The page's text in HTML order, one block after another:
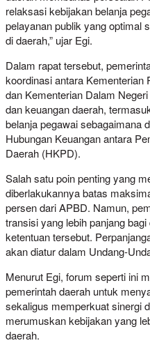
relaksasi kebijakan belanja
pelayanan publik yang optimal
di daerah,” ujar Egi.
Dalam rapat tersebut,
koordinasi antara Kementerian
dan Kementerian Dalam
dan keuangan daerah,
belanja pegawai sebagaimana
Hubungan Keuangan antara
Daerah (HKPD).
Salah satu poin penting yang
diberlakukannya batas
persen dari APBD. Namun,
transisi yang lebih panjang
ketentuan tersebut.
akan diatur dalam Undang-
Menurut Egi, forum seperti ini
pemerintah daerah untuk
sekaligus memperkuat sinergi
merumuskan kebijakan yang
daerah.